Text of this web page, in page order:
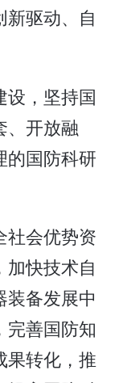
驱动、自
设，坚持国
、开放融
的国防科研
会优势资
快技术自
装备发展中
完善国防知
果转化，推